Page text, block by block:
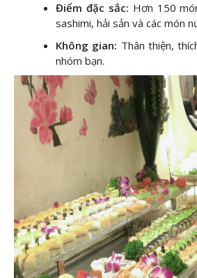
Điểm đặc sắc: Hơn 150
sashimi, hải sản và các món
Không gian: Thân thiện,
nhóm bạn.